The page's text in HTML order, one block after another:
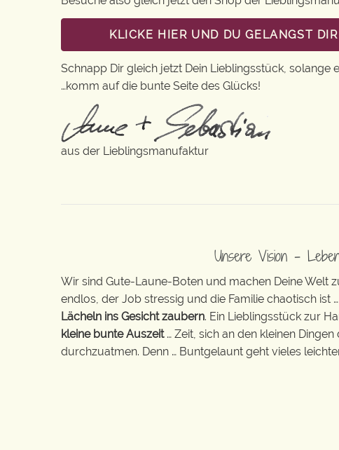
KLICKE HIER UND DU GELANGST
Schnapp Dir gleich jetzt Dein Lieblingsstück, solange
…komm auf die bunte Seite des Glücks!
aus der Lieblingsmanufaktur
Unsere Vision –
Wir sind Gute-Laune-Boten und machen Deine Welt
endlos, der Job stressig und die Familie chaotisch ist
Lächeln ins Gesicht zaubern. Ein Lieblingsstück zur
kleine bunte Auszeit… Zeit, sich an den kleinen
durchzuatmen. Denn … Buntgelaunt geht vieles